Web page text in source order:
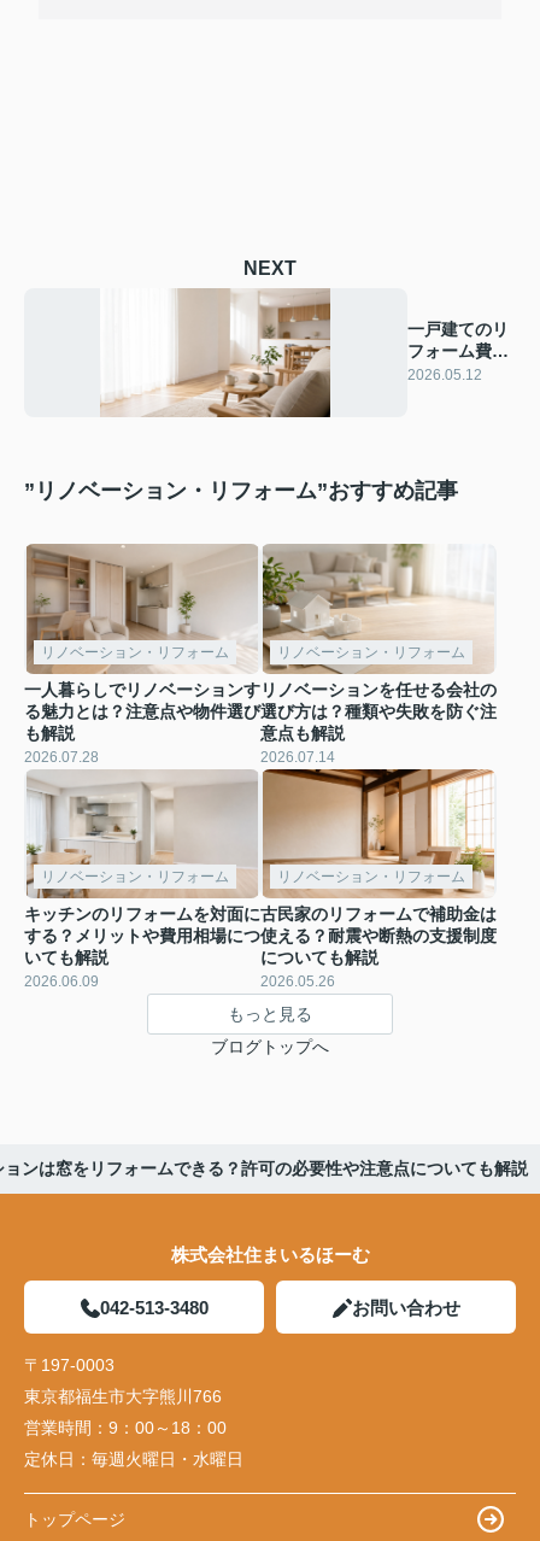
NEXT
一戸建てのリ
フォーム費用
は？築年数別
2026.05.12
”リノベーション・リフォーム”おすすめ記事
リノベーション・リフォーム
一人暮らしでリノベーションす
る魅力とは？注意点や物件選び
も解説
2026.07.28
リノベーション・リフォーム
リノベーションを任せる会社の
選び方は？種類や失敗を防ぐ注
意点も解説
2026.07.14
リノベーション・リフォーム
キッチンのリフォームを対面に
する？メリットや費用相場につ
いても解説
2026.06.09
リノベーション・リフォーム
古民家のリフォームで補助金は
使える？耐震や断熱の支援制度
についても解説
2026.05.26
もっと見る
ブログトップへ
ョンは窓をリフォームできる？許可の必要性や注意点についても解説
株式会社住まいるほーむ
042-513-3480 お問い合わせ
〒197-0003
東京都福生市大字熊川766
営業時間： 9：00～18：00
定休日： 毎週火曜日・水曜日
トップページ